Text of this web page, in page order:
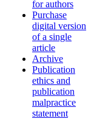
for authors
Purchase
digital version
of a single
article
Archive
Publication
ethics and
publication
malpractice
statement